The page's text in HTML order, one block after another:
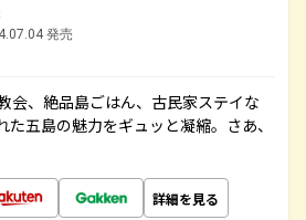
発売
会、絶品島ごはん、古民家ステイな
た五島の魅力をギュッと凝縮。さあ、
詳細を見る